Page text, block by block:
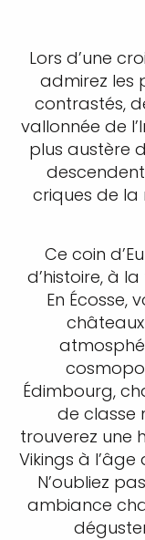
Lors d’une
admirez les
contrastés,
vallonnée de
plus austère
criques de la
Ce coin
d’histoire, à
En Écosse,
Édimbourg,
de classe
trouverez une
Vikings à
N’oubliez
ambiance